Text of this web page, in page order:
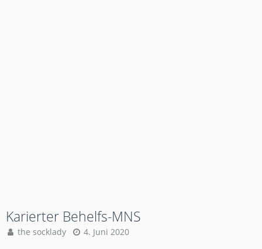
Karierter Behelfs-MNS
the socklady 4. Juni 2020